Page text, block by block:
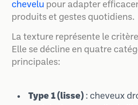
chevelu pour adapter
produits et gestes quotidiens.
La texture représente le
Elle se décline en quatre
principales:
Type 1 (lisse) : cheveux